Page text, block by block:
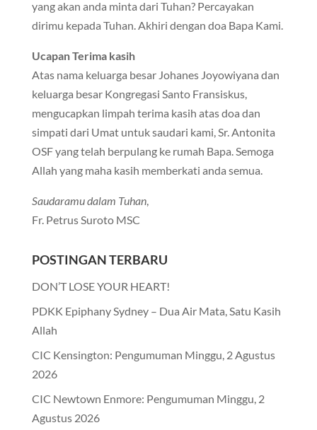
yang akan anda minta dari Tuhan? Percayakan
dirimu kepada Tuhan. Akhiri dengan doa Bapa Kami.
Ucapan Terima kasih
Atas nama keluarga besar Johanes Joyowiyana dan
keluarga besar Kongregasi Santo Fransiskus,
mengucapkan limpah terima kasih atas doa dan
simpati dari Umat untuk saudari kami, Sr. Antonita
OSF yang telah berpulang ke rumah Bapa. Semoga
Allah yang maha kasih memberkati anda semua.
Saudaramu dalam Tuhan,
Fr. Petrus Suroto MSC
POSTINGAN TERBARU
DON’T LOSE YOUR HEART!
PDKK Epiphany Sydney – Dua Air Mata, Satu Kasih
Allah
CIC Kensington: Pengumuman Minggu, 2 Agustus
2026
CIC Newtown Enmore: Pengumuman Minggu, 2
Agustus 2026